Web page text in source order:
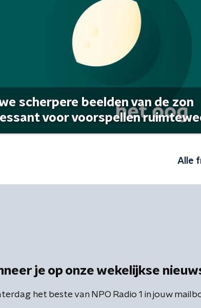
scherpere beelden van de zon
voor voorspellen
Alle
je op onze wekelijkse
het beste van NPO Radio 1 in jouw